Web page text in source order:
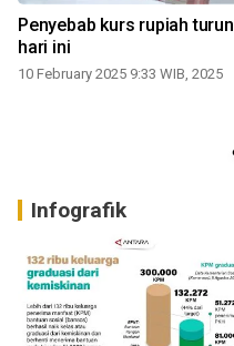
Penyebab kurs rupiah turun
hari ini
10 February 2025 9:33 WIB, 2025
Infografik